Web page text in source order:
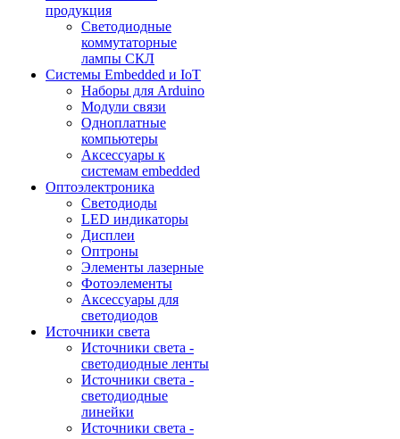
продукция
Светодиодные
коммутаторные
лампы СКЛ
Системы Embedded и IoT
Наборы для Arduino
Модули связи
Одноплатные
компьютеры
Аксессуары к
системам embedded
Oптоэлектроника
Светодиоды
LED индикаторы
Дисплеи
Оптроны
Элементы лазерные
Фотоэлементы
Аксессуары для
светодиодов
Источники света
Источники света -
светодиодные ленты
Источники света -
светодиодные
линейки
Источники света -